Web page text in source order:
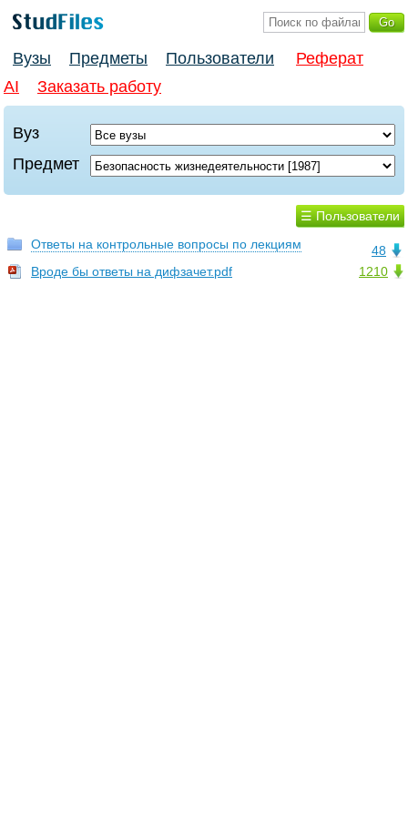
Вузы Предметы Пользователи
Реферат
AI
Заказать работу
Вуз
Предмет
☰ Пользователи
48
Ответы на контрольные вопросы по лекциям
1210
Вроде бы ответы на дифзачет.pdf